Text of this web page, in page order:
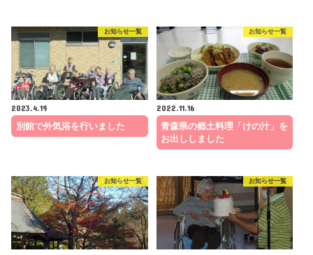
お知らせ一覧
2023.4.19
別館で外気浴を行いました
お知らせ一覧
2022.11.16
青森県の郷土料理「けの汁」を
お出ししました
お知らせ一覧 お知らせ一覧